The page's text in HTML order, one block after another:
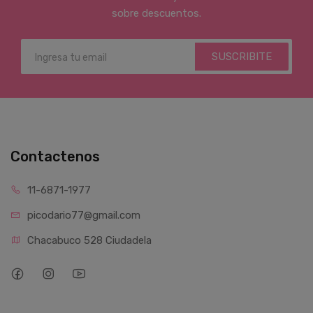
sobre descuentos.
SUSCRIBITE
Contactenos
11-6871-1977
picodario77@gmail.com
Chacabuco 528 Ciudadela